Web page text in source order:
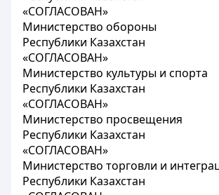
«СОГЛАСОВАН»
Министерство обороны
Республики Казахстан
«СОГЛАСОВАН»
Министерство культуры и спорта
Республики Казахстан
«СОГЛАСОВАН»
Министерство просвещения
Республики Казахстан
«СОГЛАСОВАН»
Министерство торговли и
Республики Казахстан